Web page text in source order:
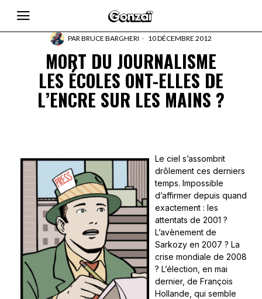
PARBRUCE BARGHERI 10 DÉCEMBRE 2012
MORT DU JOURNALISME
LES ÉCOLES ONT-ELLES DE
L’ENCRE SUR LES MAINS ?
Le ciel s’assombrit
drôlement ces derniers
temps. Impossible
d’affirmer depuis quand
exactement : les
attentats de 2001 ?
L’avènement de
Sarkozy en 2007 ? La
crise mondiale de 2008
? L’élection, en mai
dernier, de François
Hollande, qui semble